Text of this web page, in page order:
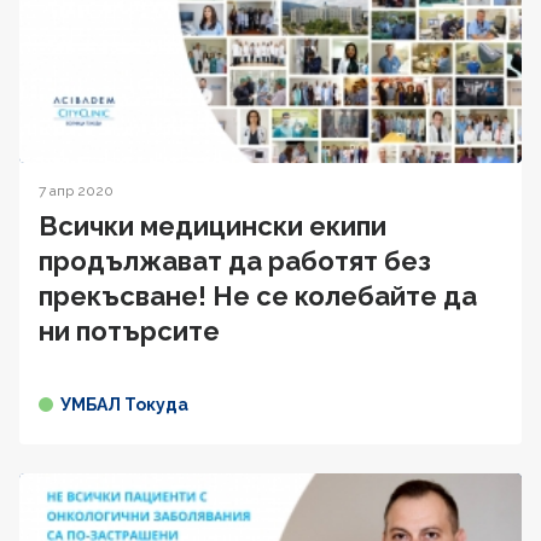
7 апр 2020
Всички медицински екипи
продължават да работят без
прекъсване! Не се колебайте да
ни потърсите
УМБАЛ Токуда